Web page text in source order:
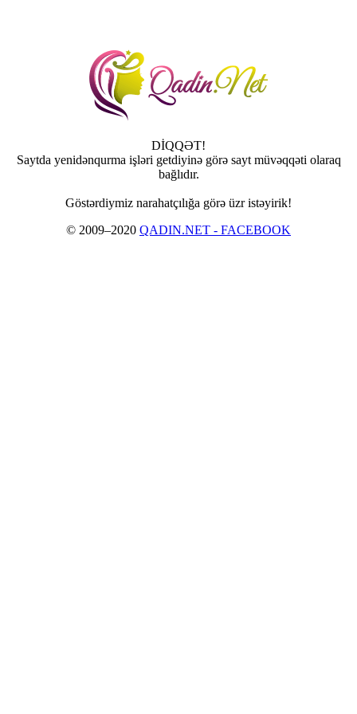
DİQQƏT!
Saytda yenidənqurma işləri getdiyinə görə sayt müvəqqəti olaraq
bağlıdır.
Göstərdiymiz narahatçılığa görə üzr istəyirik!
© 2009–2020 QADIN.NET - FACEBOOK